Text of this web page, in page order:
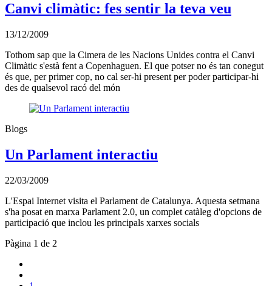
Canvi climàtic: fes sentir la teva veu
13/12/2009
Tothom sap que la Cimera de les Nacions Unides contra el Canvi
Climàtic s'està fent a Copenhaguen. El que potser no és tan conegut
és que, per primer cop, no cal ser-hi present per poder participar-hi
des de qualsevol racó del món
Blogs
Un Parlament interactiu
22/03/2009
L'Espai Internet visita el Parlament de Catalunya. Aquesta setmana
s'ha posat en marxa Parlament 2.0, un complet catàleg d'opcions de
participació que inclou les principals xarxes socials
Pàgina 1 de 2